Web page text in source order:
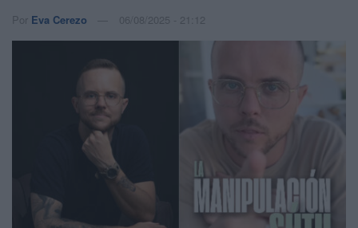
Por Eva Cerezo 06/08/2025 - 21:12